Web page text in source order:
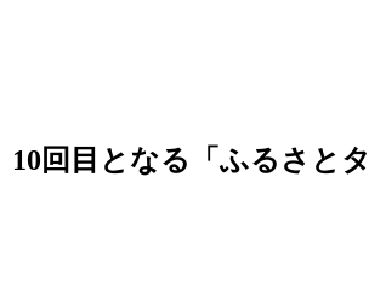
回目となる「ふるさと